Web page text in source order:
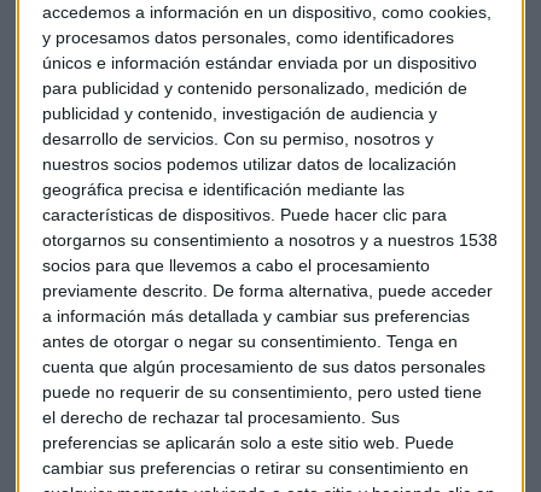
accedemos a información en un dispositivo, como cookies,
y procesamos datos personales, como identificadores
únicos e información estándar enviada por un dispositivo
para publicidad y contenido personalizado, medición de
publicidad y contenido, investigación de audiencia y
desarrollo de servicios. Con su permiso, nosotros y
nuestros socios podemos utilizar datos de localización
geográfica precisa e identificación mediante las
características de dispositivos. Puede hacer clic para
otorgarnos su consentimiento a nosotros y a nuestros 1538
socios para que llevemos a cabo el procesamiento
previamente descrito. De forma alternativa, puede acceder
a información más detallada y cambiar sus preferencias
antes de otorgar o negar su consentimiento. Tenga en
cuenta que algún procesamiento de sus datos personales
puede no requerir de su consentimiento, pero usted tiene
el derecho de rechazar tal procesamiento. Sus
preferencias se aplicarán solo a este sitio web. Puede
cambiar sus preferencias o retirar su consentimiento en
Sin dar detalles concretos, el italiano ha dejado claro que el
BCE está listo para pasar a la acción cuando sea necesario,
sin descartar la utilización de ningún instrumento de
política monetaria. Defiende que luchar contra la baja
inflación (cercana, pero por debajo al 2%) es el mandato del
BCE, y su éxito definirá la credibilidad del organismo.
El BCE explica que ha habido un amplio debate sobre las
diferentes opciones en política monetaria, bien sean
políticas fiscales o reformas estructurales. En este último
punto, Draghi enfatiza que es necesario continuar con las
reformas, la política monetaria por si sola no basta. Todo
ello contribuirá a implementar la recuperación económica
de la eurozona, donde destaca la mejora de la demanda
interna frente al frenazo exterior.
En cuanto a los riesgos,Mario Draghipone el foco en los